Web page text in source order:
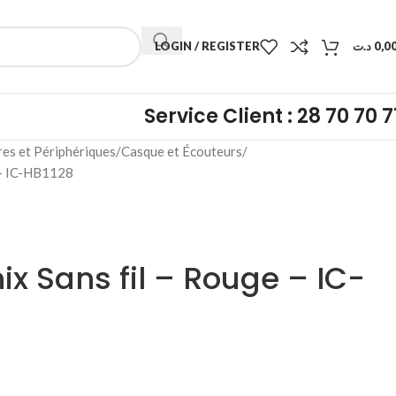
LOGIN / REGISTER د.ت
Service Client : 28 70 70
et Périphériques Casque et Écouteurs
IC-HB1128
Sans fil – Rouge – IC-